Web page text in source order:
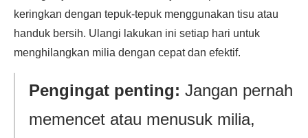
keringkan dengan tepuk-tepuk menggunakan tisu atau
handuk bersih. Ulangi lakukan ini setiap hari untuk
menghilangkan milia dengan cepat dan efektif.
Pengingat penting: Jangan pernah
memencet atau menusuk milia,